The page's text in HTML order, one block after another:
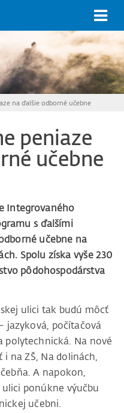
na ďalšie odborné učebne
peniaze
učebne
Integrovaného
s ďalšími
učebne na
Spolu získa vyše 230
pôdohospodárstva
ulici tak budú môcť
jazyková, počítačová
polytechnická. Na nové
na ZŠ, Na dolinách,
A napokon,
ponúkne výučbu
učebni.